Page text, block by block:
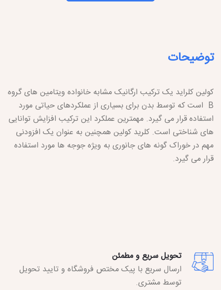
توضیحات
کولین کلراید یک ترکیب ارگانیک مشابه خانواده ویتامین های گروه
B است که توسط بدن برای بسیاری از عملکردهای حیاتی مورد
استفاده قرار می گیرد. مهمترین عملکرد این ترکیب افزایش توانایی
های شناختی است. کلرید کولین همچنین به عنوان یک افزودنی
مهم در خوراک گونه های جانوری به ویژه جوجه ها مورد استفاده
قرار می گیرد.
تحویل سریع و مطمئن
ارسال سریع با پیک مختص فروشگاه و تایید تحویل
توسط مشتری.